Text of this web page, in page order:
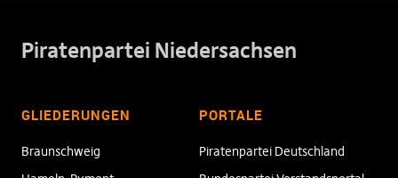
Piratenpartei Niedersachsen
GLIEDERUNGEN
Braunschweig
PORTALE
Piratenpartei Deutschland